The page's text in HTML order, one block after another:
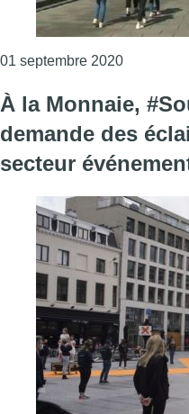
01 septembre 2020Consulter
À la Monnaie,
demande des
secteur